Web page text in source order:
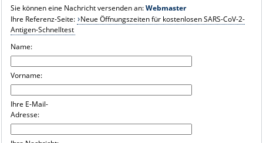
PRESSE
ÜBER UNS
INTRANET
Sie können eine Nachricht versenden an:Webmaster
Ihre Referenz-Seite: Neue Öffnungszeiten für kostenlosen SARS-CoV-2-
Antigen-Schnelltest
Name:
Vorname:
Ihre E-Mail-
Adresse: